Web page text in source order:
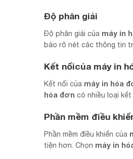
Độ phân giải
Độ phân giải của máy in
bảo rõ nét các thông tin
Kết nốicủa máy in
Kết nối của máy in hóa
hóa đơn có nhiều loại
Phần mềm điều
Phần mềm điều khiển của
tiện hơn. Chọn máy in